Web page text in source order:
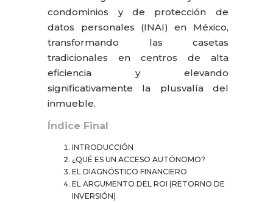
condominios y de protección de
datos personales (INAI) en México,
transformando las casetas
tradicionales en centros de alta
eficiencia y elevando
significativamente la plusvalía del
inmueble.
Índice Final
INTRODUCCIÓN
¿QUÉ ES UN ACCESO AUTÓNOMO?
EL DIAGNÓSTICO FINANCIERO
EL ARGUMENTO DEL ROI (RETORNO DE
INVERSIÓN)